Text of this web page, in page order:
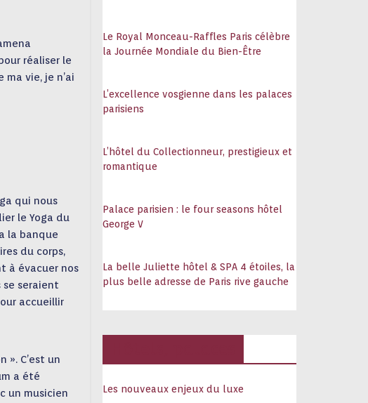
réaliser le
vie, je n’ai
qui nous
le Yoga du
la banque
du corps,
à évacuer nos
seraient
accueillir
». C’est un
a été
un musicien
Le Royal Monceau-Raffles Paris célèbre
la Journée Mondiale du Bien-Être
L’excellence vosgienne dans les palaces
parisiens
L’hôtel du Collectionneur, prestigieux et
romantique
Palace parisien : le four seasons hôtel
George V
La belle Juliette hôtel & SPA 4 étoiles, la
plus belle adresse de Paris rive gauche
Les nouveaux enjeux du luxe